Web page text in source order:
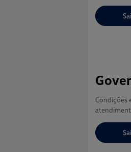
Condições